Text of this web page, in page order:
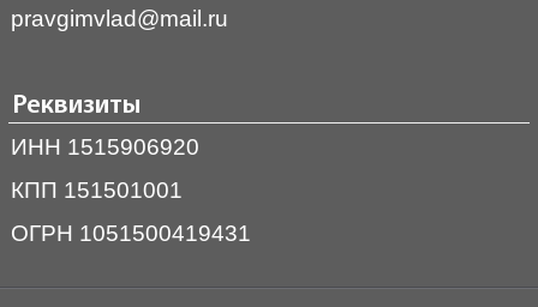
pravgimvlad@mail.ru
Реквизиты
ИНН 1515906920
КПП 151501001
ОГРН 1051500419431